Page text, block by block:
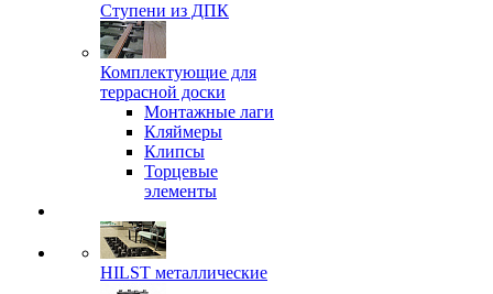
Ступени из ДПК
Комплектующие для
террасной доски
Монтажные лаги
Кляймеры
Клипсы
Торцевые
элементы
HILST металлические